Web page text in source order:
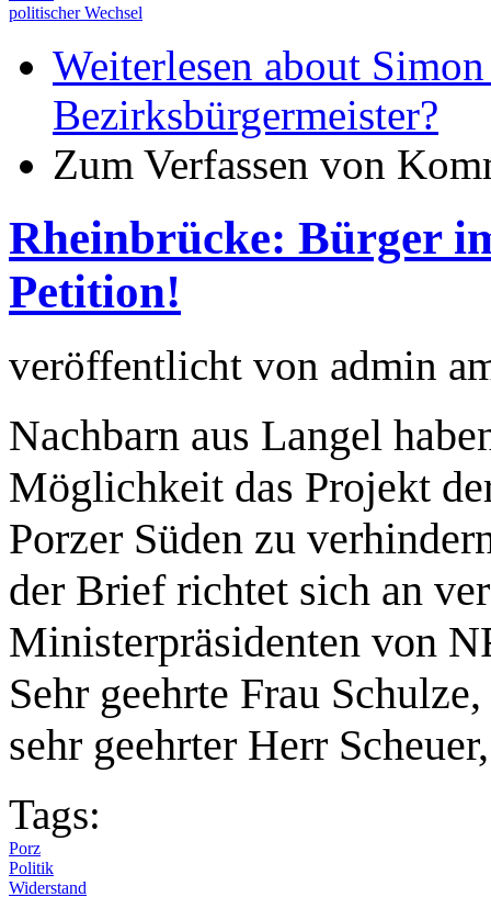
politischer Wechsel
Weiterlesen about
Bezirksbürgermeister?
Zum Verfassen von
Rheinbrücke: Bürger
Petition!
veröffentlicht von admin
Nachbarn aus Langel
Möglichkeit das Projekt
Porzer Süden zu
der Brief richtet sich an
Ministerpräsidenten von
Sehr geehrte Frau
sehr geehrter Herr
Tags:
Porz
Politik
Widerstand